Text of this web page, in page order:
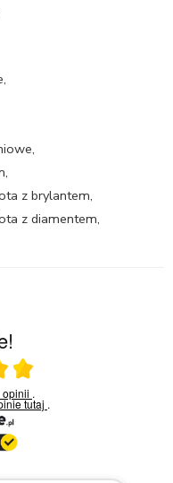
,
,
,
z brylantem,
z diamentem,
średnia 5 na 5
opinii .
tutaj .